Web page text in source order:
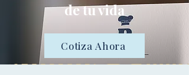
de tu vida
Cotiza Ahora